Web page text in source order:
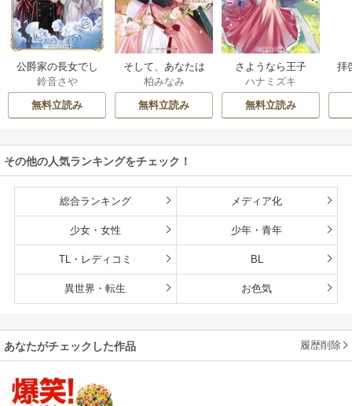
公爵家の長女でし
た
鈴音さや
無料立読み
そして、あなたは
私を捨てる
柏みなみ
無料立読み
さようなら王子
様、どうか私のこ
とは忘れてくださ
い
ハナミズキ
無料立読み
拝
その他の人気ランキングをチェック！
総合ランキング メディア化
少女・女性 少年・青年
TL・レディコミ BL
異世界・転生 お色気
あなたがチェックした作品 履歴削除